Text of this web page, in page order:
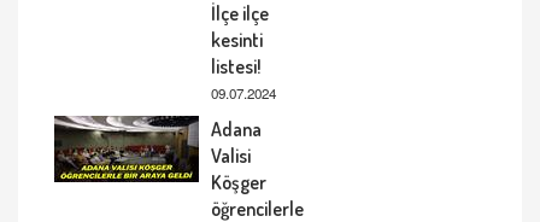
İlçe ilçe
kesinti
listesi!
09.07.2024
Adana
Valisi
Köşger
öğrencilerle